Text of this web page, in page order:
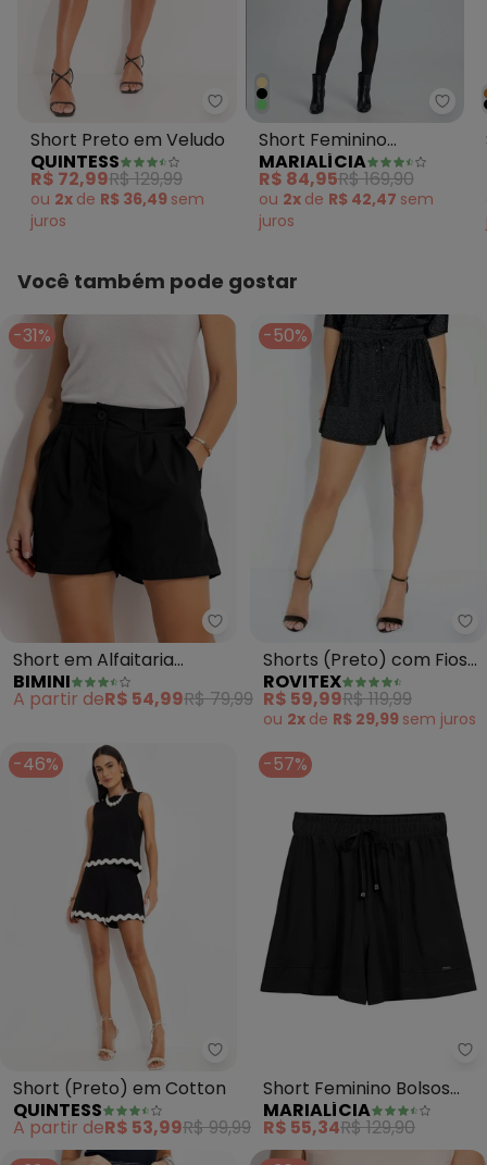
Quintess - Short Preto em
Short Preto em Veludo
QUINTESS
R$ 72,99R$ 129,99
ou 2x de R$ 36,49 sem
juros
Short Feminino
Alfaiataria Creponado
Preto
MARIALÍCIA
R$ 84,95R$ 169,90
ou 2x de R$ 42,47 sem
juros
Você também pode gostar
-31%
Bimini - Short em Alfaitaria
Short em Alfaitaria
(Preto)
BIMINI
A partir deR$ 54,99R$ 79,99
-50%
Shorts (Preto) com Fios
Metalizados Rovitex
ROVITEX
R$ 59,99R$ 119,99
ou 2x de R$ 29,99 sem juros
-46%
Quintess - Short (Preto) em
Short (Preto) em Cotton
QUINTESS
A partir deR$ 53,99R$ 99,99
-57%
Short Feminino Bolsos
(Preto)
MARIALÍCIA
R$ 55,34R$ 129,90